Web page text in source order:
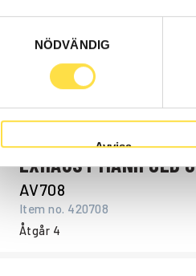
NÖDVÄNDIG
Avvisa
Item no.7191295
Incl. Screw, nut and tray
POSITION 11
Åtgår1
EXHAUST MANIFOLD
AV708
Item no. 420708
Åtgår 4